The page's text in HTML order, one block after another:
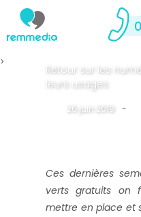
>
Retour sur les
leurs usages
26 juin 2019 -
Ces dernières
verts gratuits on
mettre en place et